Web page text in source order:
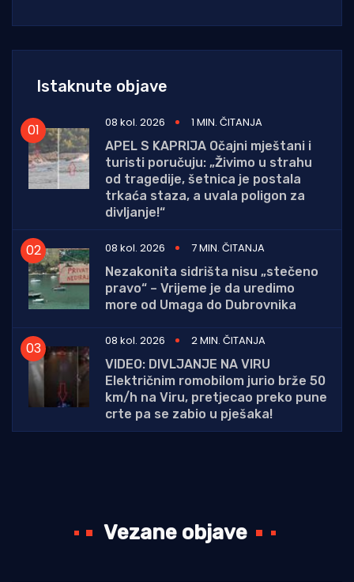
Istaknute objave
08 kol. 2026
1 MIN. ČITANJA
APEL S KAPRIJA Očajni mještani i
turisti poručuju: „Živimo u strahu
od tragedije, šetnica je postala
trkaća staza, a uvala poligon za
divljanje!“
08 kol. 2026
7 MIN. ČITANJA
Nezakonita sidrišta nisu „stečeno
pravo“ – Vrijeme je da uredimo
more od Umaga do Dubrovnika
08 kol. 2026
2 MIN. ČITANJA
VIDEO: DIVLJANJE NA VIRU
Električnim romobilom jurio brže 50
km/h na Viru, pretjecao preko pune
crte pa se zabio u pješaka!
Vezane objave